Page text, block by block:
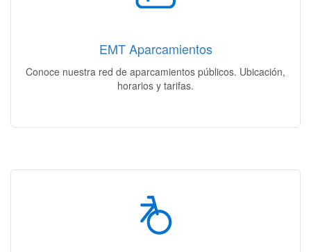
EMT Aparcamientos
Conoce nuestra red de aparcamientos públicos. Ubicación,
horarios y tarifas.
Acceso
Bicimad